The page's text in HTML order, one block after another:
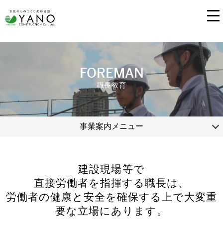
FOREMAN
事業案内メニュー
建設現場等で
直接労働者を指揮する職長は、
労働者の健康と安全を確保する上で大変重
要な立場にあります。